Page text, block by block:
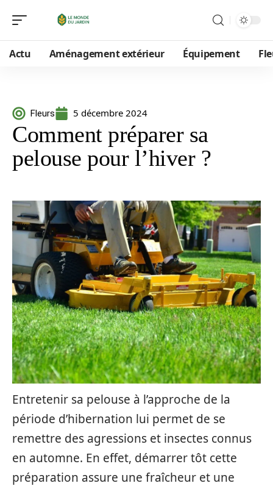
Actu Aménagement extérieur Équipement
Fleurs 5 décembre 2024
Comment préparer sa
pelouse pour l’hiver ?
Entretenir sa pelouse à l’approche de la
période d’hibernation lui permet de se
remettre des agressions et insectes connus
en automne. En effet, démarrer tôt cette
préparation assure une fraîcheur et une